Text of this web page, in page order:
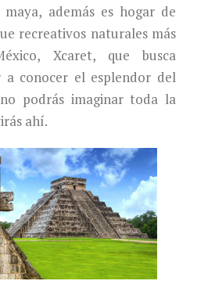
además es hogar de
recreativos naturales más
Xcaret, que busca
a conocer el esplendor del
podrás imaginar toda la
ahí.